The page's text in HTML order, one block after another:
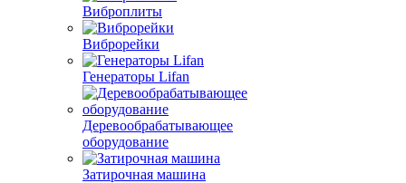
Виброплиты
Виброрейки
Генераторы Lifan
Деревообрабатывающее
оборудование
Затирочная машина